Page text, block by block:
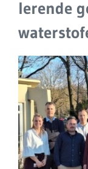
lerende